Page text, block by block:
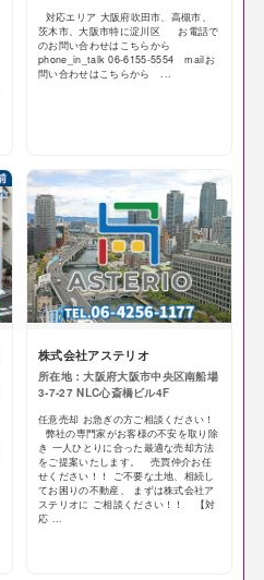
対応エリア 大阪府吹田市、高槻市、
茨木市、大阪市特に淀川区 お電話で
のお問い合わせはこちらから
phone_in_talk 06-6155-5554 mailお
問い合わせはこちらから ...
株式会社アステリオ
所在地：大阪府大阪市中央区南船場
3-7-27 NLC心斎橋ビル4F
任意売却 お急ぎの方ご相談ください！
弊社の専門家がお客様の不安を取り除
き 一人ひとりに合った最適な売却方法
をご提案いたします。 売買仲介お任
せください！！ ご不要な土地、相続し
てお困りの不動産、 まずは株式会社ア
ステリオに ご相談ください！！ 【対
応 ...